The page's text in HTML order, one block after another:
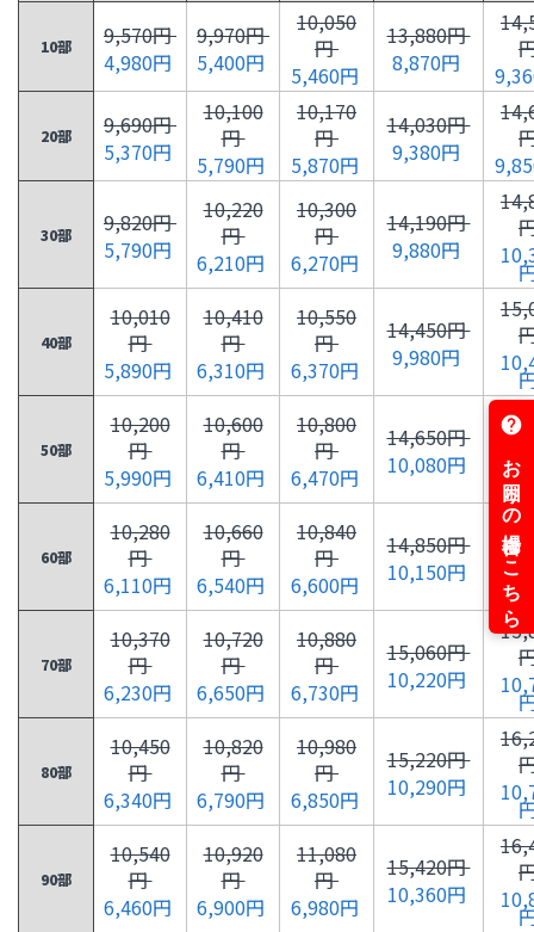
10部
9,570円
4,980円
9,970円
5,400円
10,050
円
5,460円
13,880円
8,870円
20部
9,690円
5,370円
10,100
円
5,790円
10,170
円
5,870円
14,030円
9,380円
30部
9,820円
5,790円
10,220
円
6,210円
10,300
円
6,270円
14,190円
9,880円
40部
10,010
円
5,890円
10,410
円
6,310円
10,550
円
6,370円
14,450円
9,980円
50部
10,200
円
5,990円
10,600
円
6,410円
10,800
円
6,470円
14,650円
10,080円
60部
10,280
円
6,110円
10,660
円
6,540円
10,840
円
6,600円
14,850円
10,150円
70部
10,370
円
6,230円
10,720
円
6,650円
10,880
円
6,730円
15,060円
10,220円
80部
10,450
円
6,340円
10,820
円
6,790円
10,980
円
6,850円
15,220円
10,290円
90部
10,540
円
6,460円
10,920
円
6,900円
11,080
円
6,980円
15,420円
10,360円